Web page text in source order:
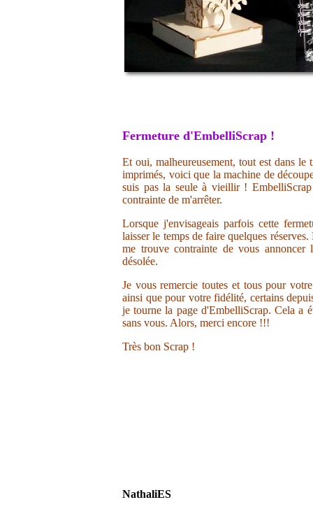
Fermeture d'EmbelliScrap !
Et oui, malheureusement, tout est dans
imprimés, voici que la machine de
suis pas la seule à vieillir !
contrainte de m'arrêter.
Lorsque j'envisageais parfois cette
laisser le temps de faire quelques
me trouve contrainte de vous annoncer
désolée.
Je vous remercie toutes et tous pour
ainsi que pour votre fidélité, certains
je tourne la page d'EmbelliScrap. Cela a
sans vous. Alors, merci encore !!!
Très bon Scrap !
NathaliES